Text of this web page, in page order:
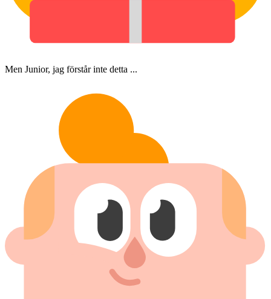
Men Junior, jag förstår inte detta ...